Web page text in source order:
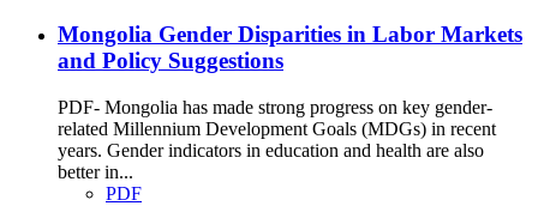
Mongolia Gender Disparities in Labor Markets
and Policy Suggestions
PDF- Mongolia has made strong progress on key gender-
related Millennium Development Goals (MDGs) in recent
years. Gender indicators in education and health are also
better in...
PDF